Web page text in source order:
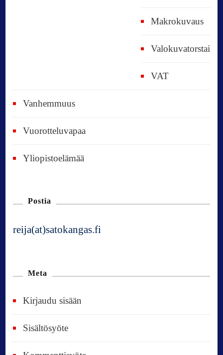
Makrokuvaus
Valokuvatorstai
VAT
Vanhemmuus
Vuorotteluvapaa
Yliopistoelämää
Postia
reija(at)satokangas.fi
Meta
Kirjaudu sisään
Sisältösyöte